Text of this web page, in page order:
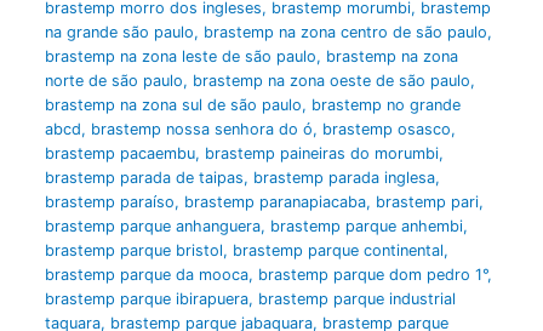
brastemp morro dos ingleses, brastemp morumbi, brastemp
na grande são paulo, brastemp na zona centro de são paulo,
brastemp na zona leste de são paulo, brastemp na zona
norte de são paulo, brastemp na zona oeste de são paulo,
brastemp na zona sul de são paulo, brastemp no grande
abcd, brastemp nossa senhora do ó, brastemp osasco,
brastemp pacaembu, brastemp paineiras do morumbi,
brastemp parada de taipas, brastemp parada inglesa,
brastemp paraíso, brastemp paranapiacaba, brastemp pari,
brastemp parque anhanguera, brastemp parque anhembi,
brastemp parque bristol, brastemp parque continental,
brastemp parque da mooca, brastemp parque dom pedro 1°,
brastemp parque ibirapuera, brastemp parque industrial
taquara, brastemp parque jabaquara, brastemp parque